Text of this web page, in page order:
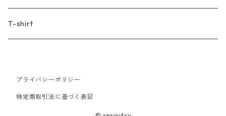
women's
T-shirt
プライバシーポリシー
特定商取引法に基づく表記